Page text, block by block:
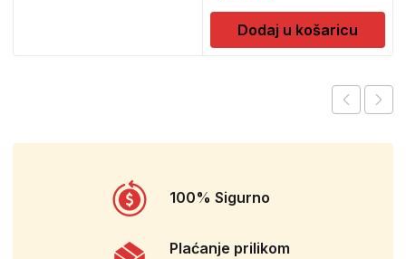
Dodaj u košaricu
100% Sigurno
Plaćanje prilikom